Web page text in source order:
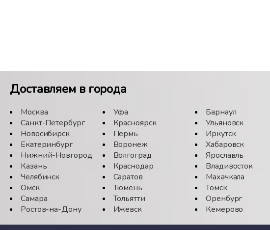
Доставляем в города
Москва
Санкт-Петербург
Новосибирск
Екатеринбург
Нижний-Новгород
Казань
Челябинск
Омск
Самара
Ростов-на-Дону
Уфа
Красноярск
Пермь
Воронеж
Волгоград
Краснодар
Саратов
Тюмень
Тольятти
Ижевск
Барнаул
Ульяновск
Иркутск
Хабаровск
Ярославль
Владивосток
Махачкала
Томск
Оренбург
Кемерово